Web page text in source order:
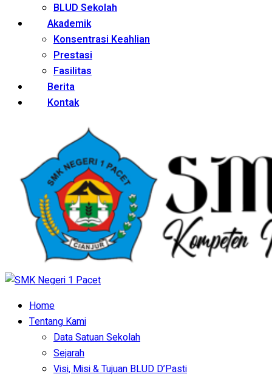
BLUD Sekolah
Akademik
Konsentrasi Keahlian
Prestasi
Fasilitas
Berita
Kontak
Home
Tentang Kami
Data Satuan Sekolah
Sejarah
Visi, Misi & Tujuan BLUD D’Pasti